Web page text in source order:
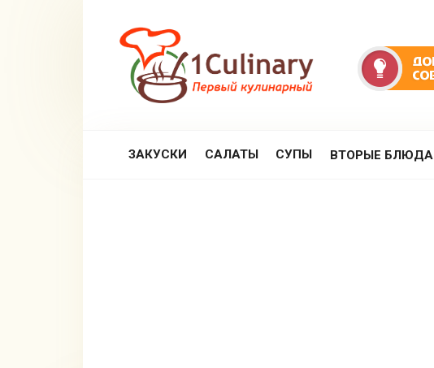
ЗАКУСКИ САЛАТЫ СУПЫ ВТОРЫЕ БЛЮДА